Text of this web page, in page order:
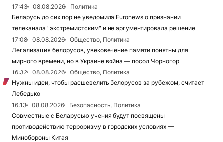
17:43
08.08.2026
Политика
Беларусь до сих пор не уведомила Euronews о признании
телеканала "экстремистским" и не аргументировала решение
17:08
08.08.2026
Общество, Политика
Легализация белорусов, увековечение памяти понятны для
мирного времени, но в Украине война — посол Чорногор
16:32
08.08.2026
Общество, Политика
Нужны идеи, чтобы расшевелить белорусов за рубежом, считает
Лебедько
16:13
08.08.2026
Безопасность, Политика
Совместные с Беларусью учения будут посвящены
противодействию терроризму в городских условиях —
Минобороны Китая